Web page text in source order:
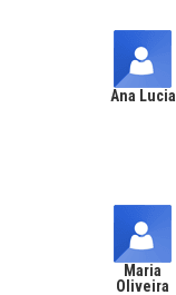
Ana Lucia
Maria
Oliveira